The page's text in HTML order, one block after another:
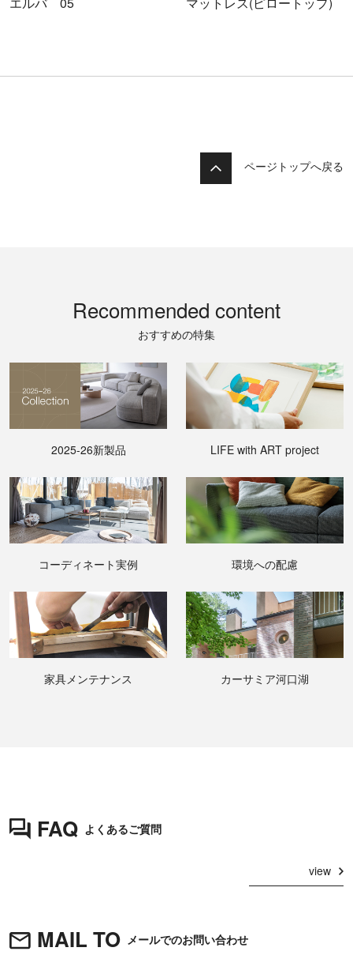
ページトップへ戻る
Recommended content
おすすめの特集
2025-26新製品 LIFE with ART project
コーディネート実例 環境への配慮
家具メンテナンス カーサミア河口湖
FAQ よくあるご質問
view
MAIL TO メールでのお問い合わせ